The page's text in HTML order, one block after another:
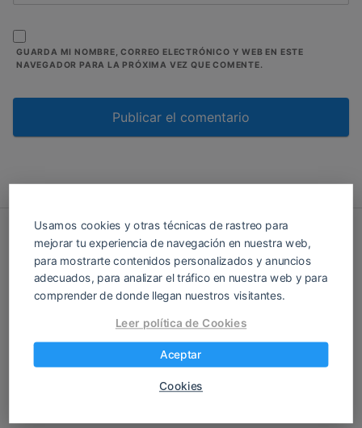
GUARDA MI NOMBRE, CORREO ELECTRÓNICO Y WEB EN ESTE
NAVEGADOR PARA LA PRÓXIMA VEZ QUE COMENTE.
Política de privacidad|Política de Cookies|
Aviso legal | Contacto
presentaciones en diapositivas y web con
Usamos cookies y otras técnicas de rastreo para
mejorar tu experiencia de navegación en nuestra web,
para mostrarte contenidos personalizados y anuncios
adecuados, para analizar el tráfico en nuestra web y para
comprender de donde llegan nuestros visitantes.
Leer política de Cookies
Aceptar
Cookies